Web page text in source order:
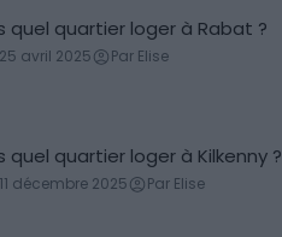
logement
quel quartier loger à Rabat ?
avril 2025 Par Elise
logement
quel quartier loger à Kilkenny ?
décembre 2025 Par Elise